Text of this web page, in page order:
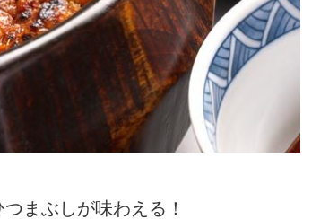
まぶしが味わえる！